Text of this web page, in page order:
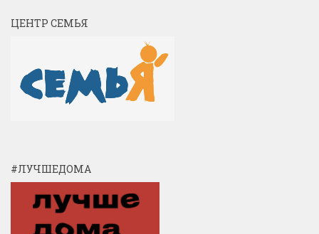
ЦЕНТР СЕМЬЯ
#ЛУЧШЕДОМА